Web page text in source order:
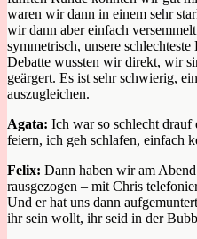
waren wirdann in einem sehr
wir dann abereinfach
symmetrisch, unsere
Debatte wussten wir direkt, wir
geärgert. Es ist sehrschwierig,
auszugleichen.
Agata: Ich war so schlecht drauf
feiern, ich geh schlafen, einfach
Felix: Dann haben wir am Abend
rausgezogen – mit Chris
Und er hat uns dann
ihr sein wollt, ihr seid in der